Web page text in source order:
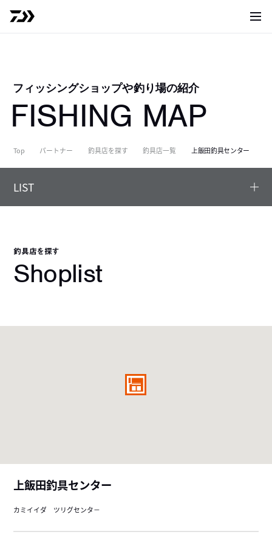
サイ
フィッシングショップや釣り場の紹介
FISHING MAP
Top パートナー 釣具店を探す 釣具店一覧 上飯田釣具センター
LIST
釣具店を探す
Shoplist
上飯田釣具センター
カミイイダ ツリグセンタ－